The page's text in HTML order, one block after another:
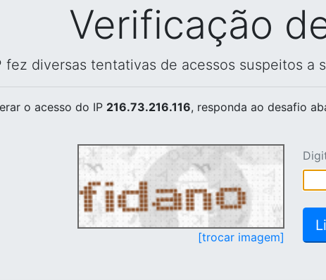
Verificação
fez diversas tentativas de acessos suspeitos a
o acesso do IP 216.73.216.116, responda ao desafio
[trocar imagem]